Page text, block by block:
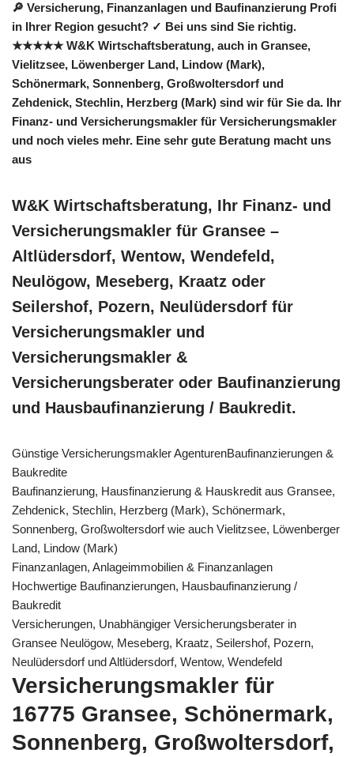
🔎 Versicherung, Finanzanlagen und Baufinanzierung Profi
in Ihrer Region gesucht? ✓ Bei uns sind Sie richtig.
★★★★★ W&K Wirtschaftsberatung, auch in Gransee,
Vielitzsee, Löwenberger Land, Lindow (Mark),
Schönermark, Sonnenberg, Großwoltersdorf und
Zehdenick, Stechlin, Herzberg (Mark) sind wir für Sie da. Ihr
Finanz- und Versicherungsmakler für Versicherungsmakler
und noch vieles mehr. Eine sehr gute Beratung macht uns
aus
W&K Wirtschaftsberatung, Ihr Finanz- und
Versicherungsmakler für Gransee –
Altlüdersdorf, Wentow, Wendefeld,
Neulögow, Meseberg, Kraatz oder
Seilershof, Pozern, Neulüdersdorf für
Versicherungsmakler und
Versicherungsmakler &
Versicherungsberater oder Baufinanzierung
und Hausbaufinanzierung / Baukredit.
Günstige Versicherungsmakler AgenturenBaufinanzierungen &
Baukredite
Baufinanzierung, Hausfinanzierung & Hauskredit aus Gransee,
Zehdenick, Stechlin, Herzberg (Mark), Schönermark,
Sonnenberg, Großwoltersdorf wie auch Vielitzsee, Löwenberger
Land, Lindow (Mark)
Finanzanlagen, Anlageimmobilien & Finanzanlagen
Hochwertige Baufinanzierungen, Hausbaufinanzierung /
Baukredit
Versicherungen, Unabhängiger Versicherungsberater in
Gransee Neulögow, Meseberg, Kraatz, Seilershof, Pozern,
Neulüdersdorf und Altlüdersdorf, Wentow, Wendefeld
Versicherungsmakler für
16775 Gransee, Schönermark,
Sonnenberg, Großwoltersdorf,